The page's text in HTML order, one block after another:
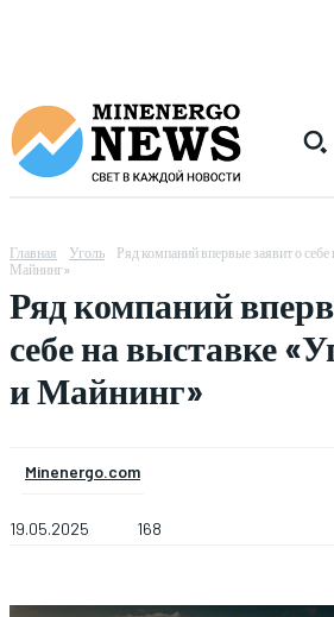
Главная Уголь
Ряд компаний впервые заявит о
Майнинг»
Ряд компаний
себе на выставке
и Майнинг»
Minenergo.com
19.05.2025 168